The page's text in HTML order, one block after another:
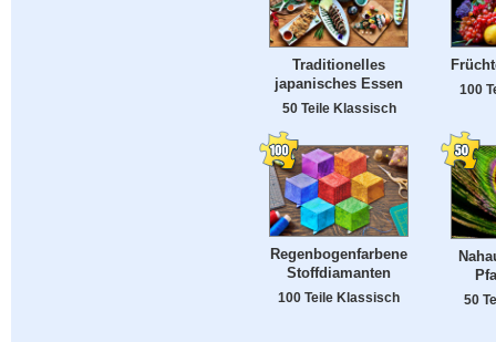
Traditionelles
japanisches Essen
50 Teile Klassisch
100
Regenbogenfarbene
Stoffdiamanten
100 Teile Klassisch 50